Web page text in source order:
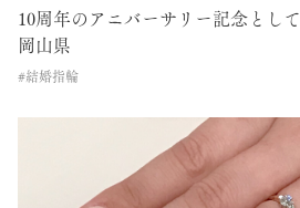
10周年のアニバーサリー記念として / 斎 -sai- / H様 K様 /
岡山県
#結婚指輪